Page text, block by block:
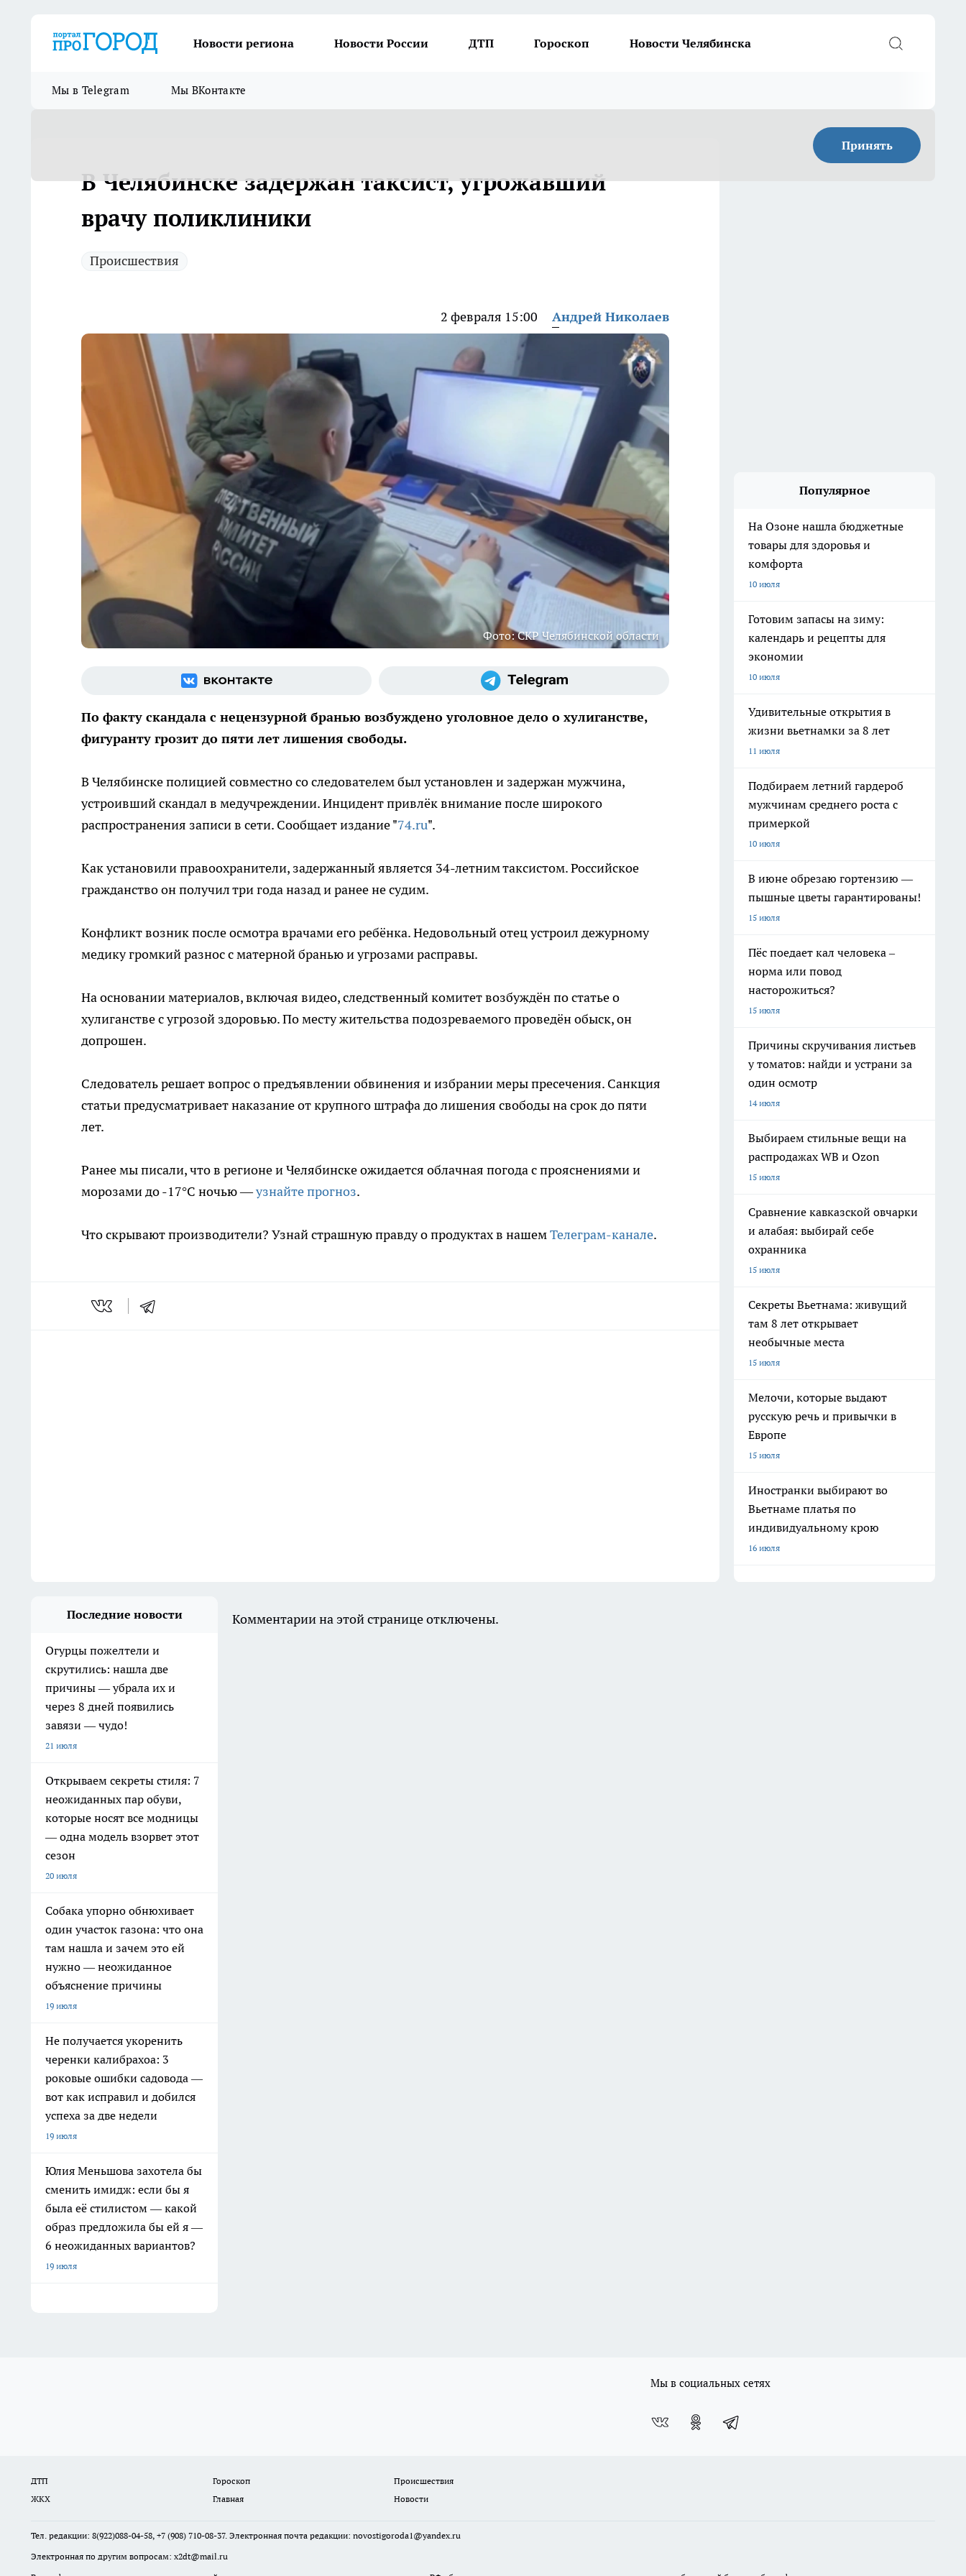
Новости региона Новости России ДТП Гороскоп Новости Челябинска
Мы в Telegram Мы ВКонтакте
Принять
В Челябинске задержан таксист, угрожавший
врачу поликлиники
Происшествия
2 февраля 15:00 Андрей Николаев
Фото: СКР Челябинской области
По факту скандала с нецензурной бранью возбуждено уголовное дело о хулиганстве,
фигуранту грозит до пяти лет лишения свободы.
В Челябинске полицией совместно со следователем был установлен и задержан мужчина,
устроивший скандал в медучреждении. Инцидент привлёк внимание после широкого
распространения записи в сети. Сообщает издание "74.ru".
Как установили правоохранители, задержанный является 34-летним таксистом. Российское
гражданство он получил три года назад и ранее не судим.
Конфликт возник после осмотра врачами его ребёнка. Недовольный отец устроил дежурному
медику громкий разнос с матерной бранью и угрозами расправы.
На основании материалов, включая видео, следственный комитет возбуждён по статье о
хулиганстве с угрозой здоровью. По месту жительства подозреваемого проведён обыск, он
допрошен.
Следователь решает вопрос о предъявлении обвинения и избрании меры пресечения. Санкция
статьи предусматривает наказание от крупного штрафа до лишения свободы на срок до пяти
лет.
Ранее мы писали, что в регионе и Челябинске ожидается облачная погода с прояснениями и
морозами до -17°C ночью —узнайте прогноз.
Что скрывают производители? Узнай страшную правду о продуктах в нашемТелеграм-канале.
Популярное
На Озоне нашла бюджетные
товары для здоровья и
комфорта
10 июля
Готовим запасы на зиму:
календарь и рецепты для
экономии
10 июля
Удивительные открытия в
жизни вьетнамки за 8 лет
11 июля
Подбираем летний гардероб
мужчинам среднего роста с
примеркой
10 июля
В июне обрезаю гортензию —
пышные цветы гарантированы!
15 июля
Пёс поедает кал человека –
норма или повод
насторожиться?
15 июля
Причины скручивания листьев
у томатов: найди и устрани за
один осмотр
14 июля
Выбираем стильные вещи на
распродажах WB и Ozon
15 июля
Сравнение кавказской овчарки
и алабая: выбирай себе
охранника
15 июля
Секреты Вьетнама: живущий
там 8 лет открывает
необычные места
15 июля
Мелочи, которые выдают
русскую речь и привычки в
Европе
15 июля
Иностранки выбирают во
Вьетнаме платья по
индивидуальному крою
16 июля
Последние новости
Огурцы пожелтели и
скрутились: нашла две
причины — убрала их и
через 8 дней появились
завязи — чудо!
21 июля
Открываем секреты стиля: 7
неожиданных пар обуви,
которые носят все модницы
— одна модель взорвет этот
сезон
20 июля
Собака упорно обнюхивает
один участок газона: что она
там нашла и зачем это ей
нужно — неожиданное
объяснение причины
19 июля
Не получается укоренить
черенки калибрахоа: 3
роковые ошибки садовода —
вот как исправил и добился
успеха за две недели
19 июля
Юлия Меньшова захотела бы
сменить имидж: если бы я
была её стилистом — какой
образ предложила бы ей я —
6 неожиданных вариантов?
19 июля
Комментарии на этой странице отключены.
Мы в социальных сетях
ДТП Гороскоп
Происшествия
ЖКХ
Главная Новости
Тел. редакции: 8(922)088-04-58, +7 (908) 710-08-37. Электронная почта редакции: novostigoroda1@yandex.ru
Электронная по другим вопросам: x2dt@mail.ru